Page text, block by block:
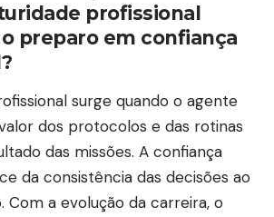
profissional
preparo em confiança
surge quando o agente
dos protocolos e das rotinas
das missões. A confiança
da consistência das decisões ao
Com a evolução da carreira, o